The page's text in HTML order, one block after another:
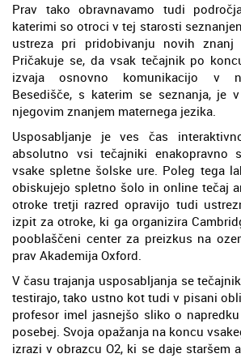
Prav tako obravnavamo tudi
katerimi so otroci v tej starosti
ustreza pri pridobivanju novih znanj
Pričakuje se, da vsak tečajnik po
izvaja osnovno komunikacijo v
Besedišče, s katerim se seznanja, je
njegovim znanjem maternega jezika.
Usposabljanje je ves čas
absolutno vsi tečajniki enakopravno
vsake spletne šolske ure. Poleg tega
obiskujejo spletno šolo in online tečaj
otroke tretji razred opravijo tudi
izpit za otroke, ki ga organizira
pooblaščeni center za preizkus na
prav Akademija Oxford.
V času trajanja usposabljanja se
testirajo, tako ustno kot tudi v pisani
profesor imel jasnejšo sliko o
posebej. Svoja opažanja na koncu
izrazi v obrazcu O2, ki se daje staršem